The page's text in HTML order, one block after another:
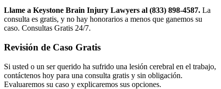
Llame a Keystone Brain Injury Lawyers al (833) 898-4587. La
consulta es gratis, y no hay honorarios a menos que ganemos su
caso. Consultas Gratis 24/7.
Revisión de Caso Gratis
Si usted o un ser querido ha sufrido una lesión cerebral en el trabajo,
contáctenos hoy para una consulta gratis y sin obligación.
Evaluaremos su caso y explicaremos sus opciones.